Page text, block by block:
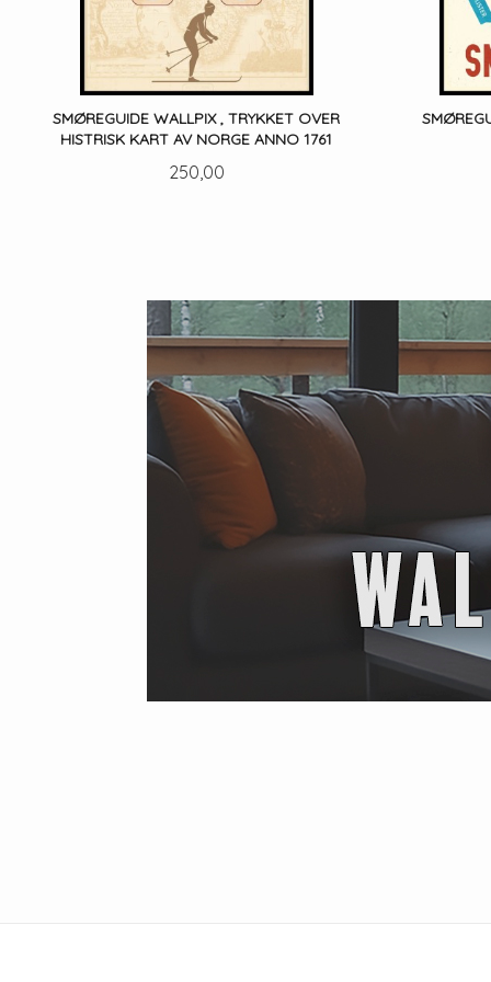
SMØREGUIDE WALLPIX , TRYKKET OVER
HISTRISK KART AV NORGE ANNO 1761
Pris
250,00